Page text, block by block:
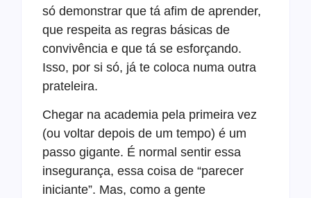
só demonstrar que tá afim de aprender,
que respeita as regras básicas de
convivência e que tá se esforçando.
Isso, por si só, já te coloca numa outra
prateleira.
Chegar na academia pela primeira vez
(ou voltar depois de um tempo) é um
passo gigante. É normal sentir essa
insegurança, essa coisa de “parecer
iniciante”. Mas, como a gente